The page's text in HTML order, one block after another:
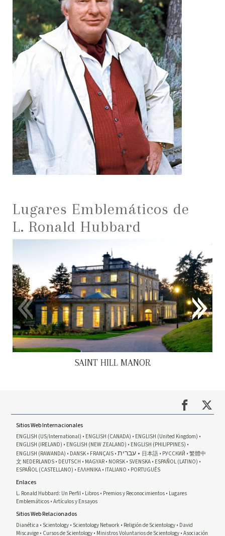
Lugares Emblemáticos de
L. Ronald Hubbard
SAINT HILL MANOR
Sitios Web Internacionales
ENGLISH (US/International) ENGLISH (CANADA)
ENGLISH (United Kingdom)
ENGLISH (IRELAND)
ENGLISH (NEW ZEALAND)
ENGLISH (PHILIPPINES)
ENGLISH (RAWANDA)
DANSK FRANÇAIS עברית 日本語 РУССКИЙ
繁體中
文 NEDERLANDS DEUTSCH MAGYAR NORSK SVENSKA ESPAÑOL (LATINO)
ESPAÑOL (CASTELLANO)
ΕΛΛΗΝΙΚA ITALIANO PORTUGUÊS
Enlaces
L. Ronald Hubbard: Un Perfil Libros Premios y Reconocimientos Lugares
Emblemáticos Artículos y Ensayos
Sitios Web Relacionados
Dianética Scientology Scientology Network Religión de Scientology David
Miscavige Cursos de Scientology Ministros Voluntarios de Scientology Asociación